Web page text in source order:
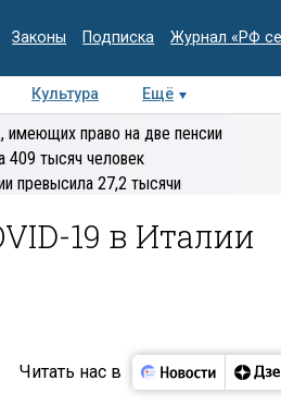
Законы Подписка Журнал «РФ
Культура
Ещё
Колумнисты
имеющих право на две пенсии
409 тысяч человек
превысила 27,2 тысячи
19 в Италии
Читать нас в